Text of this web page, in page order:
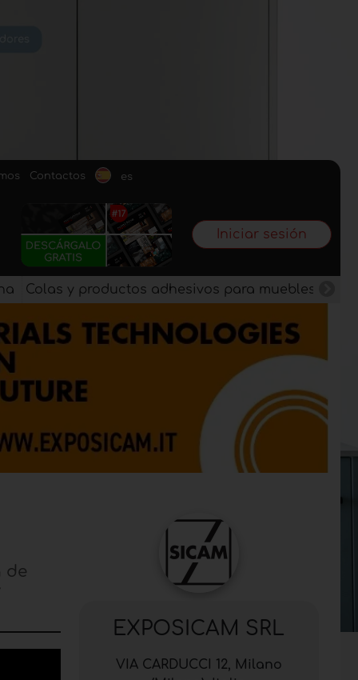
Contactos es
Iniciar sesión
Colas y productos adhesivos para muebles
de
EXPOSICAM SRL
VIA CARDUCCI 12, Milano